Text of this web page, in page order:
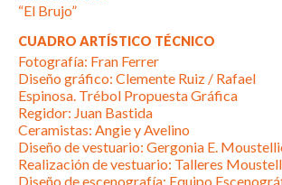
“El Brujo”
CUADRO ARTÍSTICO TÉCNICO
Fotografía: Fran Ferrer
Diseño gráfico: Clemente Ruiz / Rafael
Espinosa. Trébol Propuesta Gráfica
Regidor: Juan Bastida
Ceramistas: Angie y Avelino
Diseño de vestuario: Gergonia E.
Realización de vestuario: Talleres
Diseño de escenografía: Equipo